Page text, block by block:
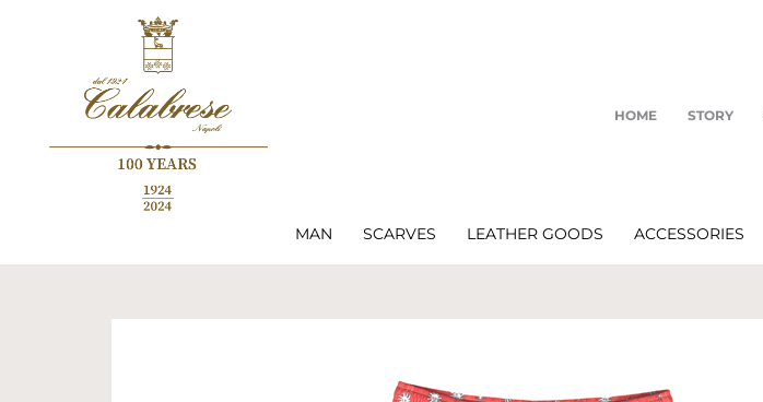
HOME STORY
MAN SCARVES LEATHER GOODS ACCESSORIES